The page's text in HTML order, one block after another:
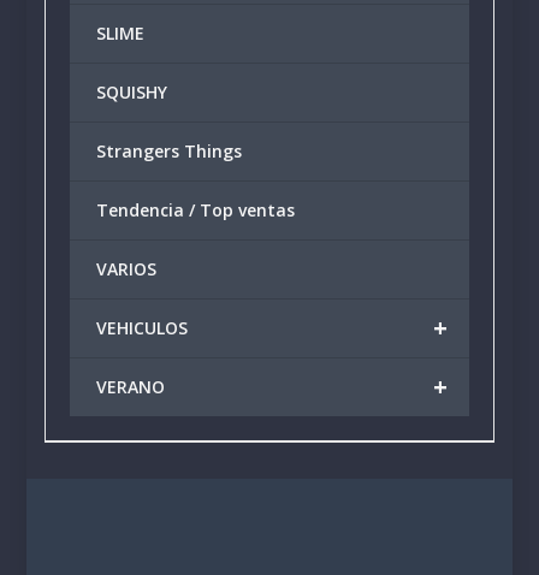
SLIME
SQUISHY
Strangers Things
Tendencia / Top ventas
VARIOS
+
VEHICULOS
+
VERANO